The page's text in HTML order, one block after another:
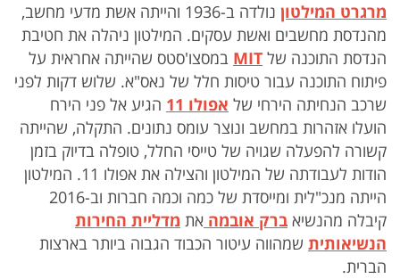
מרגרט המילטון
נולדה ב-1936 והייתה אשת מדעי מחשב,
מהנדסת מחשבים ואשת עסקים. המילטון ניהלה את חטיבת
הנדסת התוכנה של MIT במסצו'סטס שהייתה אחראית על
פיתוח התוכנה עבור טיסות חלל של נאס"א. שלוש דקות לפני
שרכב הנחיתה הירחי של אפולו 11
הגיע אל פני הירח
הועלו אזהרות במחשב ונוצר עומס נתונים. התקלה, שהייתה
קשורה להפעלה שגויה של טייסי החלל, טופלה בדיוק בזמן
הודות לעבודתה של המילטון והצילה את אפולו 11. המילטון
הייתה מנכ"לית ומייסדת של כמה וכמה חברות וב-2016
קיבלה מהנשיא ברק אובמה את מדליית החירות
הנשיאותית שמהווה עיטור הכבוד הגבוה ביותר בארצות
הברית.